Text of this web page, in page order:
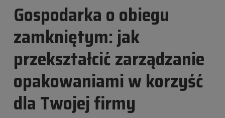
Gospodarka o obiegu
zamkniętym: jak
przekształcić zarządzanie
opakowaniami w korzyść
dla Twojej firmy